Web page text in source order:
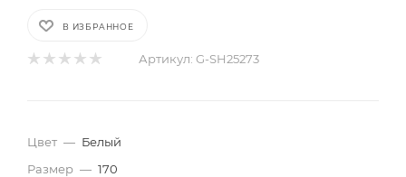
В ИЗБРАННОЕ
Артикул: G-SH25273
Цвет — Белый
Размер — 170